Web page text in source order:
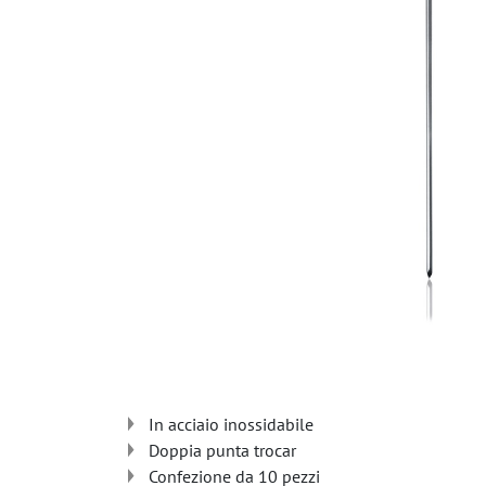
In acciaio inossidabile
Doppia punta trocar
Confezione da 10 pezzi